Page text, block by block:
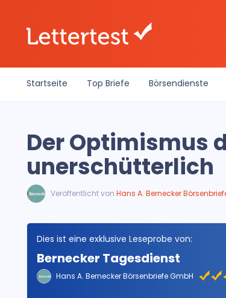
Startseite Top Briefe Börsendienste
Der Optimismus
unerschütterlich
Veröffentlicht von Hans A. Bernecker
Dies ist eine exklusive Leseprobe von:
Bernecker Tagesdienst
Hans A. Bernecker Börsenbriefe GmbH